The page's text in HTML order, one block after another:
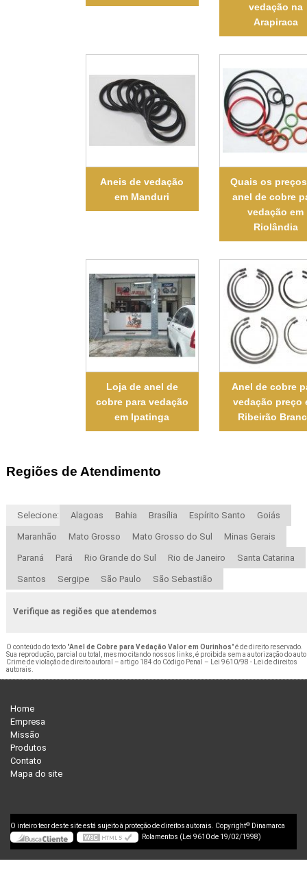
vedação na
Arapiraca
Aneis de vedação
em Manduri
Quais os
anel de cobre
vedação em
Riolândia
Loja de anel de
cobre para vedação
em Ipatinga
Anel de cobre
vedação preço
Ribeirão
Regiões de Atendimento
Selecione: Alagoas Bahia Brasília Espírito Santo Goiás
Maranhão Mato Grosso Mato Grosso do Sul Minas Gerais
Paraná Pará Rio Grande do Sul Rio de Janeiro Santa Catarina
Santos Sergipe São Paulo São Sebastião
Verifique as regiões que atendemos
O conteúdo do texto "Anel de Cobre para Vedação Valor em Ourinhos" é de direito reservado.
Sua reprodução, parcial ou total, mesmo citando nossos links, é proibida sem a autorização do
Crime de violação de direito autoral – artigo 184 do Código Penal – Lei 9610/98 - Lei de direitos
autorais.
Home
Empresa
Missão
Produtos
Contato
Mapa do site
O inteiro teor deste site está sujeito à proteção de direitos autorais. Copyright© Dinamarca
Rolamentos (Lei 9610 de 19/02/1998)